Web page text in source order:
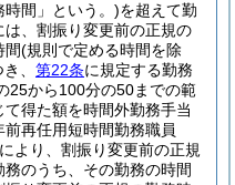
間」という。)を超えて勤
、割振り変更前の正規の
間(規則で定める時間を除
、 第22条に規定する勤務
25から100分の50までの範
得た額を時間外勤務手当
前再任用短時間勤務職員
より、割振り変更前の正規
のうち、その勤務の時間